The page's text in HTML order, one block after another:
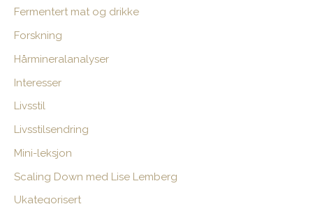
r
:
Fermentert mat og drikke
Forskning
Hårmineralanalyser
Interesser
Livsstil
Livsstilsendring
Mini-leksjon
Scaling Down med Lise Lemberg
Ukategorisert